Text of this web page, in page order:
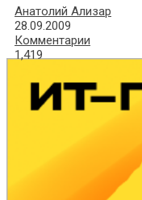
Анатолий Ализар
28.09.2009
Комментарии
1,419